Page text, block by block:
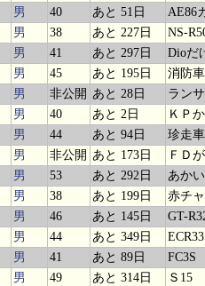
男 40 あと 51日
AE86
男 38 あと 227日
NS-
男 41 あと 297日
Dioだ
男 45 あと 195日
消防車
男 非公開 あと 28日
ラン
男 40 あと 2日
ＫＰ
男 44 あと 94日
珍走
男 非公開 あと 173日
ＦＤ
男 53 あと 292日
あか
男 38 あと 199日
赤チ
男 46 あと 145日
GT-
男 44 あと 349日
ECR33
男 41 あと 89日
FC3S
男 49 あと 314日
Ｓ15